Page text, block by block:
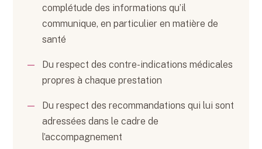
complétude des informations qu’il
communique, en particulier en matière de
santé
Du respect des contre-indications médicales
propres à chaque prestation
Du respect des recommandations qui lui sont
adressées dans le cadre de
l’accompagnement